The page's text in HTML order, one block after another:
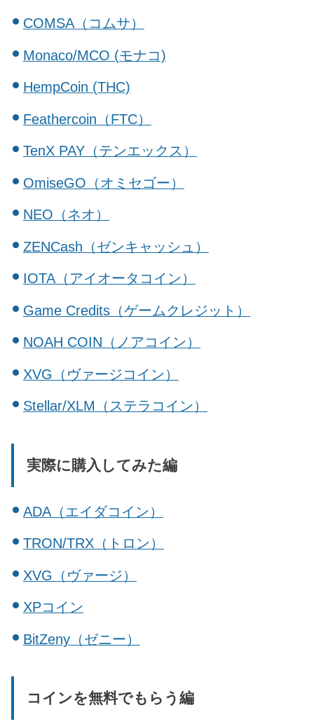
COMSA（コムサ）
Monaco/MCO (モナコ)
HempCoin (THC)
Feathercoin（FTC）
TenX PAY（テンエックス）
OmiseGO（オミセゴー）
NEO（ネオ）
ZENCash（ゼンキャッシュ）
IOTA（アイオータコイン）
Game Credits（ゲームクレジット）
NOAH COIN（ノアコイン）
XVG（ヴァージコイン）
Stellar/XLM（ステラコイン）
実際に購入してみた編
ADA（エイダコイン）
TRON/TRX（トロン）
XVG（ヴァージ）
XPコイン
BitZeny（ゼニー）
コインを無料でもらう編